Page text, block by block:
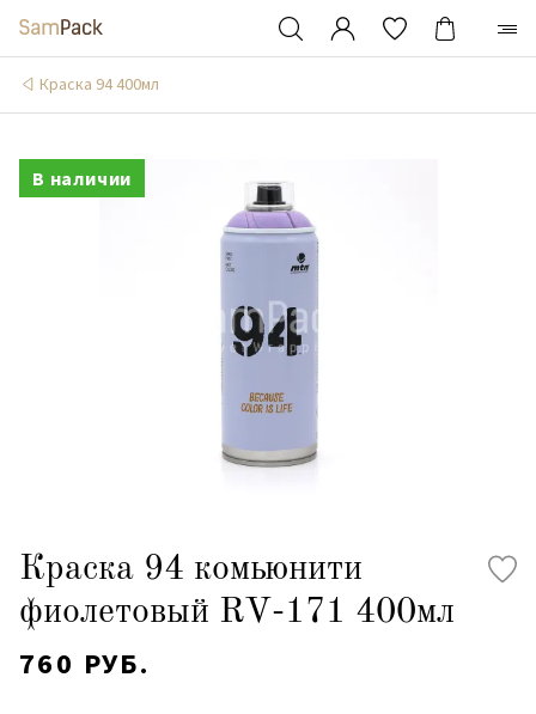
Краска 94 400мл
В наличии
Краска 94 комьюнити
фиолетовый RV-171 400мл
760 РУБ.